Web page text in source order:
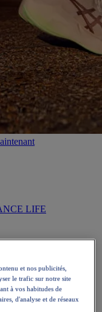
LIFE
et nos publicités,
le trafic sur notre site
à vos habitudes de
d'analyse et de réseaux